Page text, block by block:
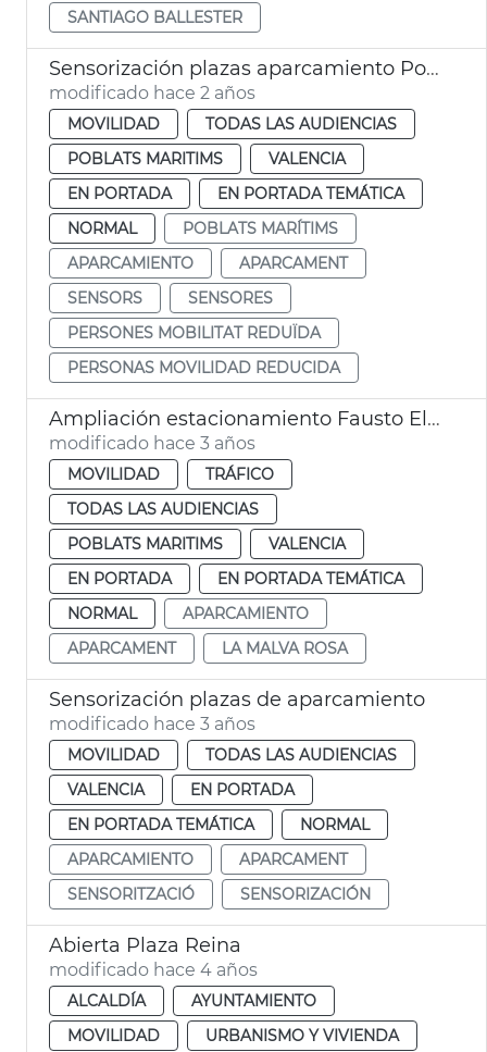
SANTIAGO BALLESTER
Sensorización plazas aparcamiento Poblats Marítims
modificado hace 2 años
MOVILIDAD
TODAS LAS AUDIENCIAS
POBLATS MARITIMS
VALENCIA
EN PORTADA
EN PORTADA TEMÁTICA
NORMAL
POBLATS MARÍTIMS
APARCAMIENTO
APARCAMENT
SENSORS
SENSORES
PERSONES MOBILITAT REDUÏDA
PERSONAS MOVILIDAD REDUCIDA
Ampliación estacionamiento Fausto Elio
modificado hace 3 años
MOVILIDAD
TRÁFICO
TODAS LAS AUDIENCIAS
POBLATS MARITIMS
VALENCIA
EN PORTADA
EN PORTADA TEMÁTICA
NORMAL
APARCAMIENTO
APARCAMENT
LA MALVA ROSA
Sensorización plazas de aparcamiento
modificado hace 3 años
MOVILIDAD
TODAS LAS AUDIENCIAS
VALENCIA
EN PORTADA
EN PORTADA TEMÁTICA
NORMAL
APARCAMIENTO
APARCAMENT
SENSORITZACIÓ
SENSORIZACIÓN
Abierta Plaza Reina
modificado hace 4 años
ALCALDÍA
AYUNTAMIENTO
MOVILIDAD
URBANISMO Y VIVIENDA